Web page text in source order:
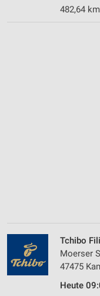
482,64 km
Tchibo
Moerser
47475
Heute